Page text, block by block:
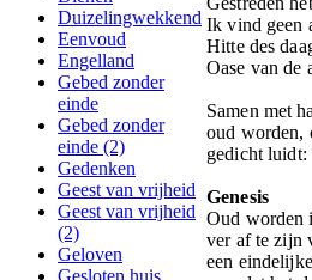
Duizelingwekkend
Eenvoud
Engelland
Gebed zonder
einde
Gebed zonder
einde (2)
Gedenken
Geest van vrijheid
Geest van vrijheid
(2)
Geloven
Gesloten huis
Ik vind geen
Hitte des
Oase van de
Samen met
oud worden,
gedicht luidt:
Genesis
Oud worden
ver af te zijn
een